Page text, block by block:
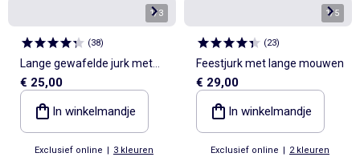
1/3
(38)
Lange gewafelde jurk met
goudkleurige broche
€ 25,00
In winkelmandje
Exclusief online | 3 kleuren
1/5
(23)
Feestjurk met lange mouwen
€ 29,00
In winkelmandje
Exclusief online | 2 kleuren